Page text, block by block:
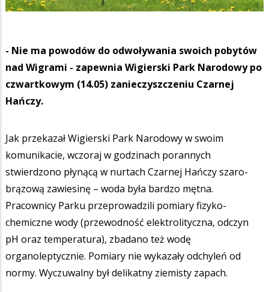
- Nie ma powodów do odwoływania swoich pobytów
nad Wigrami - zapewnia Wigierski Park Narodowy po
czwartkowym (14.05) zanieczyszczeniu Czarnej
Hańczy.
Jak przekazał Wigierski Park Narodowy w swoim
komunikacie, wczoraj w godzinach porannych
stwierdzono płynącą w nurtach Czarnej Hańczy szaro-
brązową zawiesinę – woda była bardzo mętna.
Pracownicy Parku przeprowadzili pomiary fizyko-
chemiczne wody (przewodność elektrolityczna, odczyn
pH oraz temperatura), zbadano też wodę
organoleptycznie. Pomiary nie wykazały odchyleń od
normy. Wyczuwalny był delikatny ziemisty zapach.